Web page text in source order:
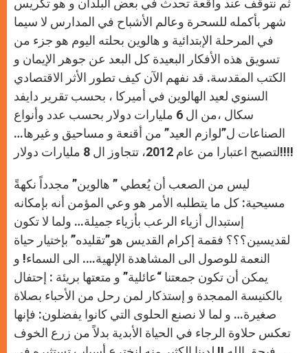
ثم نتوقف عند واقعة تحدث في بعض البلدان و هو تكريس
شهر بأكمله للسحرة وعالم الأشباح في المدارس لا سيما
في المرحلة الإبتدائية و هالوين بحلته اليوم هو جزء من
تسويق هذه الأفكار البعيدة كل البعد عن جوهر الإيمان و
الكتب المقدسة. قد نفهم الآن كيف تطور الأثر الاقتصادي
السنوي لعيد الهالوين في أميركا ، بحسب تقرير دايفد
سكال ،من ال 6 مليارات دولار بحسب عدد وأنواع
الصناعات ل”لوازم العيد” من أقنعة و مساحيق و غيرها…
لتصبح اعتبارا من عام 2012، تتجاوز ال 8 مليارات دولار!!!!
ليس من الصعب أن يُعطي ” هالوين” مجدداً نكهةً
مسيحية: كل ما يتطلبه الأمر هو وعي المؤمن أنه بإمكانه
إستبدال أزياء الرعب بأزياء جميلة… ولما لا تكون
لقديسين؟؟؟ فقمة إكرام القديس هو”تقليده” بإختيار حياة
النعمة للوصول الى المشاهدة الإلهية…. الى السماء! و
يمكن أن تكون جمعتنا “عائلية” و متعتها بريئة : إحتفال
بالكنيسة الممجدة و إستذكار لمن رحل من الأحباء بصلاة
صغيرة… و لما لا نصنع الحلوى التي كانوا يفضلون: فإنها
تعكس حلاوة الرجاء في الحياة الأبدية بدلاً من زرع الخوف